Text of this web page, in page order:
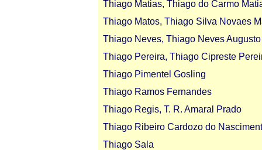
Thiago Matias, Thiago do Carmo
Thiago Matos, Thiago Silva Novaes
Thiago Neves, Thiago Neves Augusto
Thiago Pereira, Thiago Cipreste
Thiago Pimentel Gosling
Thiago Ramos Fernandes
Thiago Regis, T. R. Amaral Prado
Thiago Ribeiro Cardozo do
Thiago Sala